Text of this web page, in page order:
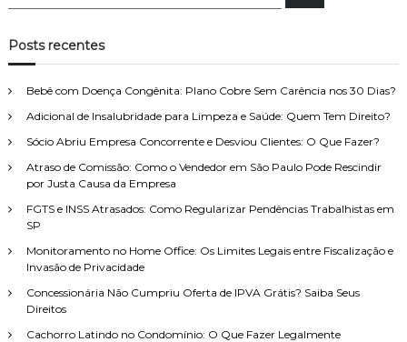
q
u
s
a
r
o
:
s
r
Posts recentes
Bebê com Doença Congênita: Plano Cobre Sem Carência nos 30 Dias?
Adicional de Insalubridade para Limpeza e Saúde: Quem Tem Direito?
Sócio Abriu Empresa Concorrente e Desviou Clientes: O Que Fazer?
Atraso de Comissão: Como o Vendedor em São Paulo Pode Rescindir
por Justa Causa da Empresa
FGTS e INSS Atrasados: Como Regularizar Pendências Trabalhistas em
SP
Monitoramento no Home Office: Os Limites Legais entre Fiscalização e
Invasão de Privacidade
Concessionária Não Cumpriu Oferta de IPVA Grátis? Saiba Seus
Direitos
Cachorro Latindo no Condomínio: O Que Fazer Legalmente